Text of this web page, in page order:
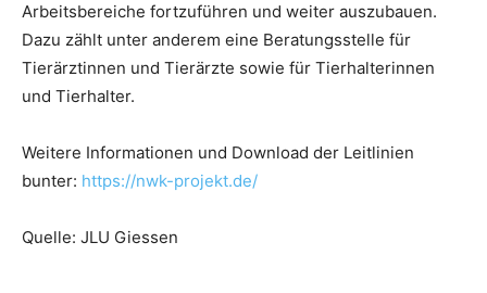
Arbeitsbereiche fortzuführen und weiter auszubauen.
Dazu zählt unter anderem eine Beratungsstelle für
Tierärztinnen und Tierärzte sowie für Tierhalterinnen
und Tierhalter.
Weitere Informationen und Download der Leitlinien
bunter: https://nwk-projekt.de/
Quelle: JLU Giessen